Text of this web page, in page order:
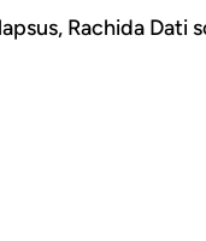
Rachida Dati